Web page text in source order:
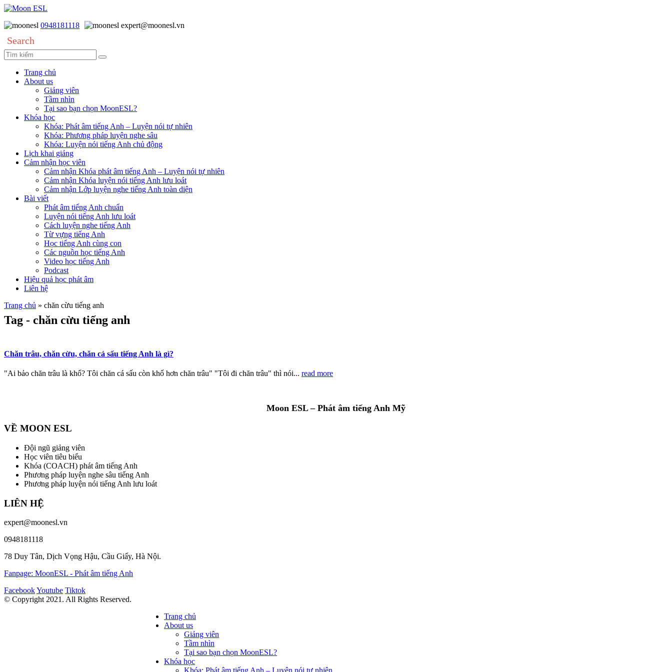
0948181118 expert@moonesl.vn
Search
Trang chủ
About us
Giảng viên
Tầm nhìn
Tại sao bạn chọn MoonESL?
Khóa học
Khóa: Phát âm tiếng Anh – Luyện nói tự nhiên
Khóa: Phương pháp luyện nghe sâu
Khóa: Luyện nói tiếng Anh chủ động
Lịch khai giảng
Cảm nhận học viên
Cảm nhận Khóa phát âm tiếng Anh – Luyện nói tự nhiên
Cảm nhận Khóa luyện nói tiếng Anh lưu loát
Cảm nhận Lớp luyện nghe tiếng Anh toàn diện
Bài viết
Phát âm tiếng Anh chuẩn
Luyện nói tiếng Anh lưu loát
Cách luyện nghe tiếng Anh
Từ vựng tiếng Anh
Học tiếng Anh cùng con
Các nguồn học tiếng Anh
Video học tiếng Anh
Podcast
Hiệu quả học phát âm
Liên hệ
Trang chủ » chăn cừu tiếng anh
Tag - chăn cừu tiếng anh
Chăn trâu, chăn cừu, chăn cá sấu tiếng Anh là gì?
"Ai bảo chăn trâu là khổ? Tôi chăn cá sấu còn khổ hơn chăn trâu" "Tôi đi chăn trâu" thì nói... read more
Moon ESL – Phát âm tiếng Anh Mỹ
VỀ MOON ESL
Đội ngũ giảng viên
Học viên tiêu biểu
Khóa (COACH) phát âm tiếng Anh
Phương pháp luyện nghe sâu tiếng Anh
Phương pháp luyện nói tiếng Anh lưu loát
LIÊN HỆ
expert@moonesl.vn
0948181118
78 Duy Tân, Dịch Vọng Hậu, Cầu Giấy, Hà Nội.
Fanpage: MoonESL - Phát âm tiếng Anh
FacebookYoutube Tiktok
© Copyright 2021. All Rights Reserved.
Trang chủ
About us
Giảng viên
Tầm nhìn
Tại sao bạn chọn MoonESL?
Khóa học